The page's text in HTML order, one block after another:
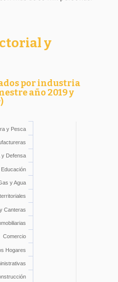
y
por industria
año 2019 y
y Pesca
y Defensa
Educación
y Agua
Canteras
Comercio
Hogares